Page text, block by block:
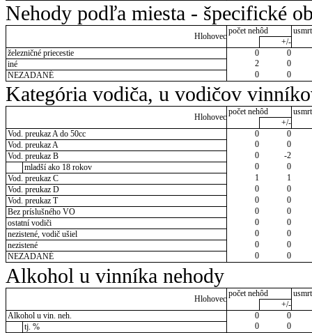
Nehody podľa miesta - špecifické
Hlohovec
počet nehôd
+/-
železničné priecestie
0
0
iné
2
0
NEZADANÉ
0 0
Kategória vodiča, u vodičov
Hlohovec
počet nehôd
+/-
Vod. preukaz A do 50cc
0
0
Vod. preukaz A
0
0
Vod. preukaz B
0
-2
mladší ako 18 rokov
0
0
Vod. preukaz C
1
1
Vod. preukaz D
0
0
Vod. preukaz T
0
0
Bez príslušného VO
0
0
ostatní vodiči
0
0
nezistené, vodič ušiel
0
0
nezistené
0
0
NEZADANÉ
0 0
Alkohol u vinníka nehody
Hlohovec
počet nehôd
+/-
Alkohol u vin. neh.
0
0
tj. %
0 0